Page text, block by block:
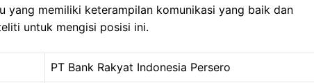
yang memiliki keterampilan komunikasi yang baik dan
untuk mengisi posisi ini.
PT Bank Rakyat Indonesia Persero